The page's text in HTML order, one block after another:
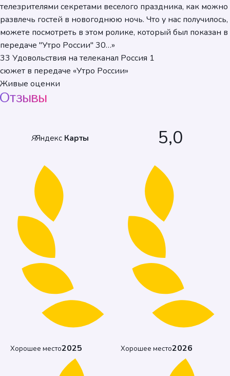
телезрителями секретами веселого праздника, как можно
развлечь гостей в новогоднюю ночь. Что у нас получилось,
можете посмотреть в этом ролике, который был показан в
передаче "Утро России" 30…»
33 Удовольствия на телеканал Россия 1
сюжет в передаче «Утро России»
Живые оценки
Отзывы
ЯЯндекс Карты 5,0
Хорошее место2025 Хорошее место2026